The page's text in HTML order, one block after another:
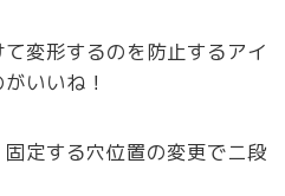
変形するのを防止するアイ
いいね！
定する穴位置の変更でニ段